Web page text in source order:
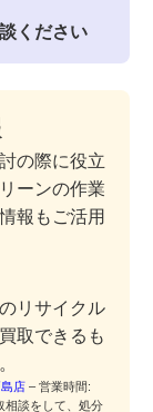
ください
の際に役立
ーンの作業
報もご活用
リサイクル
取できるも
店 – 営業時間:
相談をして、処分